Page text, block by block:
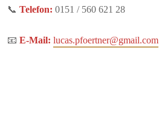
📞 Telefon: 0151 / 560 621 28
📧 E-Mail: lucas.pfoertner@gmail.com